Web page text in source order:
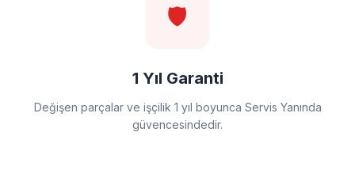
🛡️
1 Yıl Garanti
Değişen parçalar ve işçilik 1 yıl boyunca Servis Yanında
güvencesindedir.